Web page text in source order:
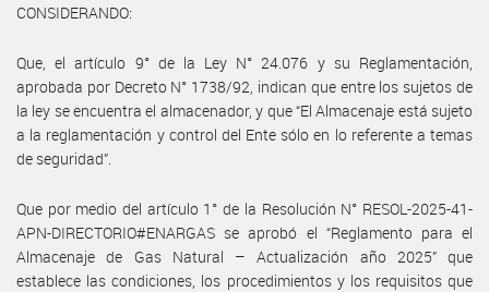
CONSIDERANDO:
Que, el artículo 9° de la Ley N° 24.076 y su Reglamentación,
aprobada por Decreto N° 1738/92, indican que entre los sujetos de
la ley se encuentra el almacenador, y que “El Almacenaje está sujeto
a la reglamentación y control del Ente sólo en lo referente a temas
de seguridad”.
Que por medio del artículo 1° de la Resolución N° RESOL-2025-41-
APN-DIRECTORIO#ENARGAS se aprobó el “Reglamento para el
Almacenaje de Gas Natural – Actualización año 2025” que
establece las condiciones, los procedimientos y los requisitos que